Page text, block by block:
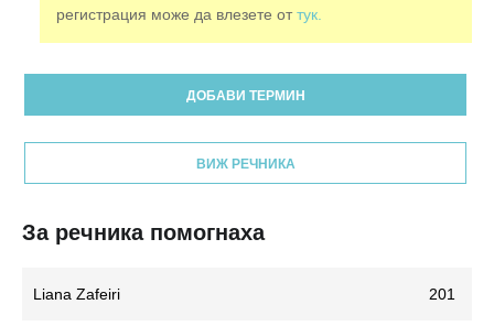
регистрация може да влезете оттук.
ДОБАВИ ТЕРМИН
ВИЖ РЕЧНИКА
За речника помогнаха
Liana Zafeiri 201